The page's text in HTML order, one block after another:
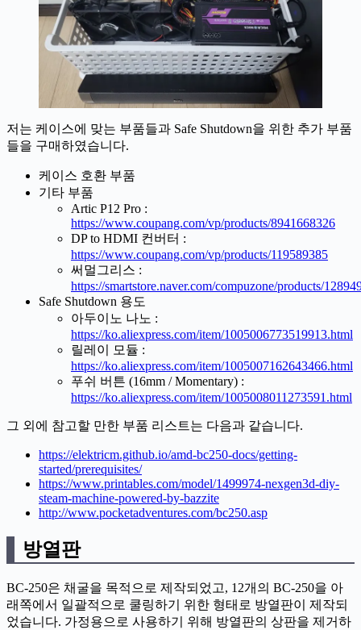
저는 케이스에 맞는 부품들과 Safe Shutdown을 위한 추가 부품
들을 구매하였습니다.
케이스 호환 부품
기타 부품
Artic P12 Pro :
https://www.coupang.com/vp/products/8941668326
DP to HDMI 컨버터 :
https://www.coupang.com/vp/products/119589385
써멀그리스 :
https://smartstore.naver.com/compuzone/products/
Safe Shutdown 용도
아두이노 나노 :
https://ko.aliexpress.com/item/1005006773519913.html
릴레이 모듈 :
https://ko.aliexpress.com/item/1005007162643466.html
푸쉬 버튼 (16mm / Momentary) :
https://ko.aliexpress.com/item/1005008011273591.html
그 외에 참고할 만한 부품 리스트는 다음과 같습니다.
https://elektricm.github.io/amd-bc250-docs/getting-
started/prerequisites/
https://www.printables.com/model/1499974-nexgen3d-diy-
steam-machine-powered-by-bazzite
http://www.pocketadventures.com/bc250.asp
방열판
BC-250은 채굴을 목적으로 제작되었고, 12개의 BC-250을 아
래쪽에서 일괄적으로 쿨링하기 위한 형태로 방열판이 제작되
었습니다. 가정용으로 사용하기 위해 방열판의 상판을 제거하